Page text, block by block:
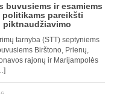
buvusiems ir esamiems
pareikšti
piktnaudžiavimo
tarnyba (STT) septyniems
Birštono, Prienų,
rajonų ir Marijampolės